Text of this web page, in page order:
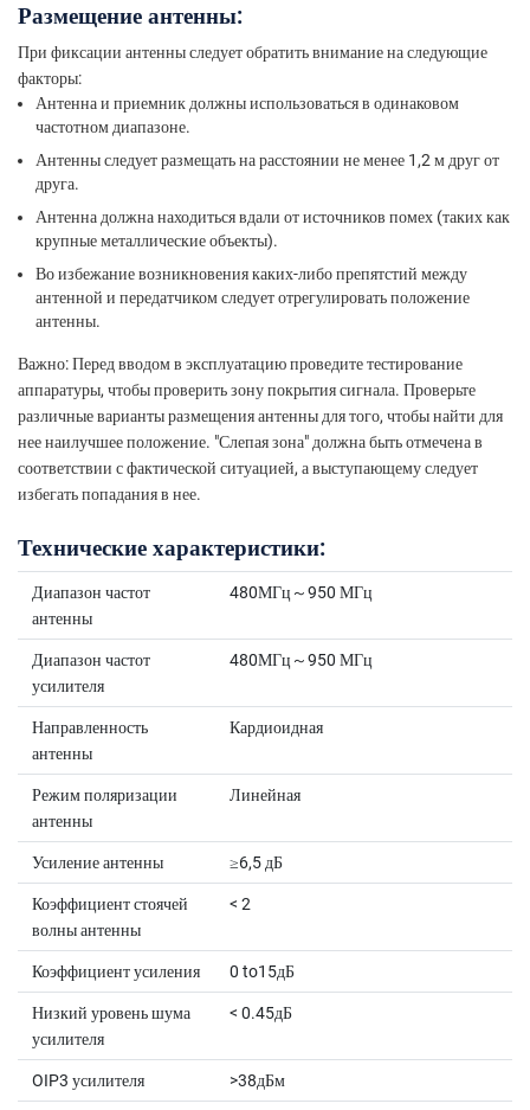
Размещение антенны:
При фиксации антенны следует обратить внимание на следующие
факторы:
Антенна и приемник должны использоваться в одинаковом
частотном диапазоне.
Антенны следует размещать на расстоянии не менее 1,2 м друг от
друга.
Антенна должна находиться вдали от источников помех (таких как
крупные металлические объекты).
Во избежание возникновения каких-либо препятстий между
антенной и передатчиком следует отрегулировать положение
антенны.
Важно: Перед вводом в эксплуатацию проведите тестирование
аппаратуры, чтобы проверить зону покрытия сигнала. Проверьте
различные варианты размещения антенны для того, чтобы найти для
нее наилучшее положение. "Слепая зона" должна быть отмечена в
соответствии с фактической ситуацией, а выступающему следует
избегать попадания в нее.
Технические характеристики:
Диапазон частот
антенны
480МГц～950 МГц
Диапазон частот
усилителя
480МГц～950 МГц
Направленность
антенны
Кардиоидная
Режим поляризации
антенны
Линейная
Усиление антенны ≥6,5 дБ
Коэффициент стоячей
волны антенны
< 2
Коэффициент усиления 0 to15дБ
Низкий уровень шума
усилителя
< 0.45дБ
OIP3 усилителя >38дБм